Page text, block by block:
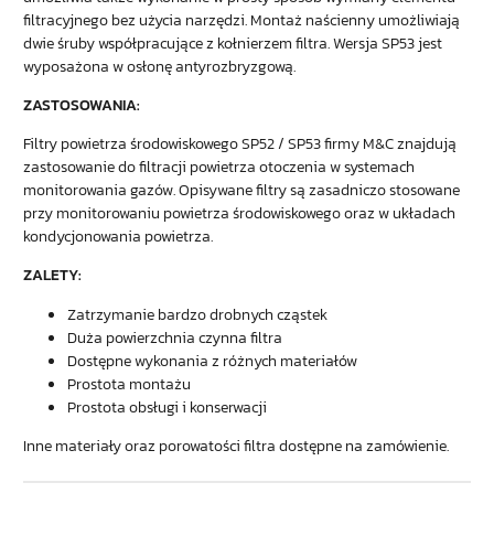
filtracyjnego bez użycia narzędzi. Montaż naścienny umożliwiają
dwie śruby współpracujące z kołnierzem filtra. Wersja SP53 jest
wyposażona w osłonę antyrozbryzgową.
ZASTOSOWANIA:
Filtry powietrza środowiskowego SP52 / SP53 firmy M&C znajdują
zastosowanie do filtracji powietrza otoczenia w systemach
monitorowania gazów. Opisywane filtry są zasadniczo stosowane
przy monitorowaniu powietrza środowiskowego oraz w układach
kondycjonowania powietrza.
ZALETY:
Zatrzymanie bardzo drobnych cząstek
Duża powierzchnia czynna filtra
Dostępne wykonania z różnych materiałów
Prostota montażu
Prostota obsługi i konserwacji
Inne materiały oraz porowatości filtra dostępne na zamówienie.